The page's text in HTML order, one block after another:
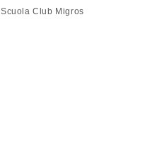
Scuola Club Migros